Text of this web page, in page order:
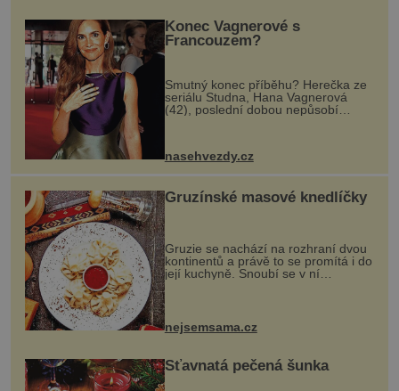
Konec Vagnerové s
Francouzem?
Smutný konec příběhu? Herečka ze
seriálu Studna, Hana Vagnerová
(42), poslední dobou nepůsobí
nasehvezdy.cz
Gruzínské masové knedlíčky
Gruzie se nachází na rozhraní dvou
kontinentů a právě to se promítá i do
její kuchyně. Snoubí se v ní
evropské a asijské chutě a díky tomu
vznikají rozmanité a chuťově bohaté
pokrmy, které rozhodně st...
nejsemsama.cz
Šťavnatá pečená šunka